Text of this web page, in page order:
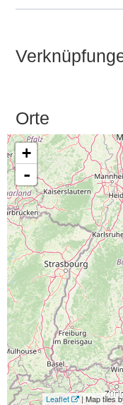
Orte
+
-
Leaflet
| Map tiles